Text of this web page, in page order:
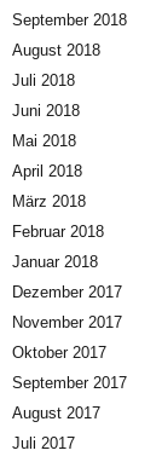
September 2018
August 2018
Juli 2018
Juni 2018
Mai 2018
April 2018
März 2018
Februar 2018
Januar 2018
Dezember 2017
November 2017
Oktober 2017
September 2017
August 2017
Juli 2017